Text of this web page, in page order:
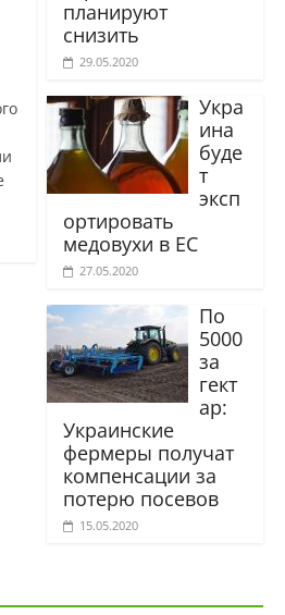
планируют
снизить
29.05.2020
Укра
ина
буде
т
эксп
ортировать
медовухи в ЕС
27.05.2020
По
5000
за
гект
ар:
Украинские
фермеры получат
компенсации за
потерю посевов
15.05.2020